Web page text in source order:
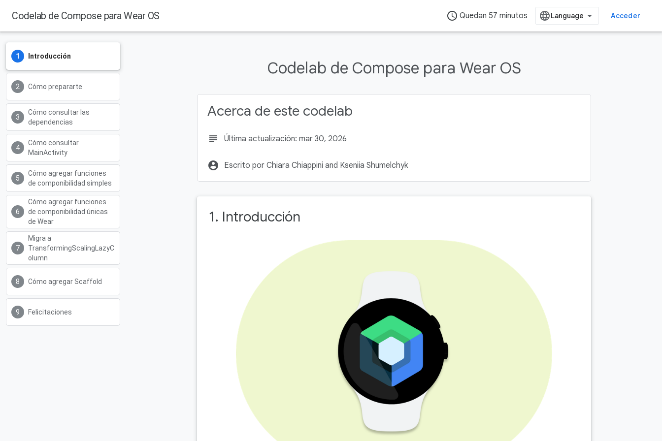
Codelab de Compose para Wear OS access_time Quedan 57 minutos Acceder
Introducción
Cómo prepararte
Cómo consultar las
dependencias
Cómo consultar
MainActivity
Cómo agregar funciones
de componibilidad simples
Cómo agregar funciones
de componibilidad únicas
de Wear
Migra a
TransformingScalingLazyC
olumn
Cómo agregar Scaffold
Felicitaciones
Codelab de Compose para Wear OS
Acerca de este codelab
subject Última actualización: mar 30, 2026
account_circle Escrito por Chiara Chiappini and Kseniia Shumelchyk
1. Introducción